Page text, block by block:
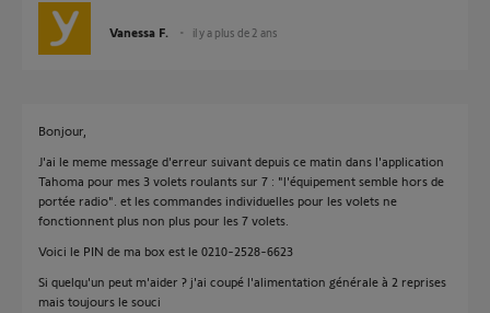
Vanessa F. il y a plus de 2 ans
Bonjour,
J'ai le meme message d'erreur suivant depuis ce matin dans l'application
Tahoma pour mes 3 volets roulants sur 7 : "l'équipement semble hors de
portée radio". et les commandes individuelles pour les volets ne
fonctionnent plus non plus pour les 7 volets.
Voici le PIN de ma box est le 0210-2528-6623
Si quelqu'un peut m'aider ? j'ai coupé l'alimentation générale à 2 reprises
mais toujours le souci